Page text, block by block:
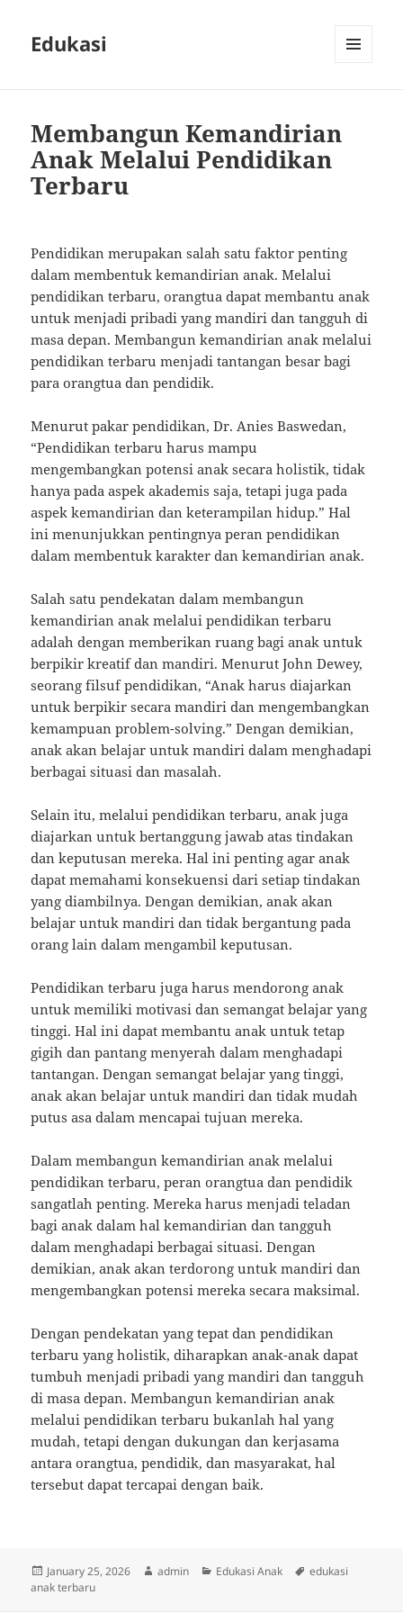
Edukasi
Membangun Kemandirian
Anak Melalui Pendidikan
Terbaru
Pendidikan merupakan salah satu faktor penting
dalam membentuk kemandirian anak. Melalui
pendidikan terbaru, orangtua dapat membantu anak
untuk menjadi pribadi yang mandiri dan tangguh di
masa depan. Membangun kemandirian anak melalui
pendidikan terbaru menjadi tantangan besar bagi
para orangtua dan pendidik.
Menurut pakar pendidikan, Dr. Anies Baswedan,
“Pendidikan terbaru harus mampu
mengembangkan potensi anak secara holistik, tidak
hanya pada aspek akademis saja, tetapi juga pada
aspek kemandirian dan keterampilan hidup.” Hal
ini menunjukkan pentingnya peran pendidikan
dalam membentuk karakter dan kemandirian anak.
Salah satu pendekatan dalam membangun
kemandirian anak melalui pendidikan terbaru
adalah dengan memberikan ruang bagi anak untuk
berpikir kreatif dan mandiri. Menurut John Dewey,
seorang filsuf pendidikan, “Anak harus diajarkan
untuk berpikir secara mandiri dan mengembangkan
kemampuan problem-solving.” Dengan demikian,
anak akan belajar untuk mandiri dalam menghadapi
berbagai situasi dan masalah.
Selain itu, melalui pendidikan terbaru, anak juga
diajarkan untuk bertanggung jawab atas tindakan
dan keputusan mereka. Hal ini penting agar anak
dapat memahami konsekuensi dari setiap tindakan
yang diambilnya. Dengan demikian, anak akan
belajar untuk mandiri dan tidak bergantung pada
orang lain dalam mengambil keputusan.
Pendidikan terbaru juga harus mendorong anak
untuk memiliki motivasi dan semangat belajar yang
tinggi. Hal ini dapat membantu anak untuk tetap
gigih dan pantang menyerah dalam menghadapi
tantangan. Dengan semangat belajar yang tinggi,
anak akan belajar untuk mandiri dan tidak mudah
putus asa dalam mencapai tujuan mereka.
Dalam membangun kemandirian anak melalui
pendidikan terbaru, peran orangtua dan pendidik
sangatlah penting. Mereka harus menjadi teladan
bagi anak dalam hal kemandirian dan tangguh
dalam menghadapi berbagai situasi. Dengan
demikian, anak akan terdorong untuk mandiri dan
mengembangkan potensi mereka secara maksimal.
Dengan pendekatan yang tepat dan pendidikan
terbaru yang holistik, diharapkan anak-anak dapat
tumbuh menjadi pribadi yang mandiri dan tangguh
di masa depan. Membangun kemandirian anak
melalui pendidikan terbaru bukanlah hal yang
mudah, tetapi dengan dukungan dan kerjasama
antara orangtua, pendidik, dan masyarakat, hal
tersebut dapat tercapai dengan baik.
Posted
on
January 25, 2026 Author
admin Categories
Edukasi Anak Tags
edukasi
anak terbaru